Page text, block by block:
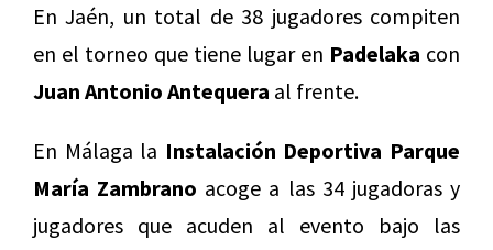
En Jaén, un total de 38 jugadores compiten
en el torneo que tiene lugar en Padelaka con
Juan Antonio Antequera al frente.
En Málaga la Instalación Deportiva Parque
María Zambrano acoge a las 34 jugadoras y
jugadores que acuden al evento bajo las